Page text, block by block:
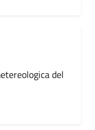
del